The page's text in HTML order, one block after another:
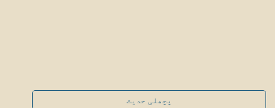
پچھلی حدیث